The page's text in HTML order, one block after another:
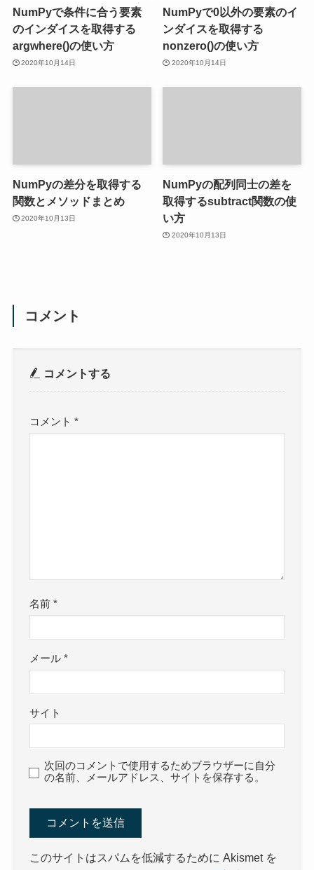
NumPyで条件に合う要素
のインダイスを取得する
argwhere()の使い方
2020年10月14日
NumPyで0以外の要素のイ
ンダイスを取得する
nonzero()の使い方
2020年10月14日
NumPyの差分を取得する
関数とメソッドまとめ
2020年10月13日
NumPyの配列同士の差を
取得するsubtract関数の使
い方
2020年10月13日
コメント
コメントする
コメント*
名前*
メール*
サイト
次回のコメントで使用するためブラウザーに自分
の名前、メールアドレス、サイトを保存する。
このサイトはスパムを低減するために Akismet を